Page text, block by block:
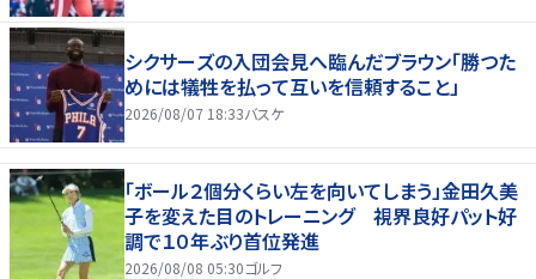
シクサーズの入団会見へ臨んだブラウン「勝つた
めには犠牲を払って互いを信頼すること」
2026/08/07 18:33バスケ
「ボール２個分くらい左を向いてしまう」金田久美
子を変えた目のトレーニング 視界良好パット好
調で１０年ぶり首位発進
2026/08/08 05:30ゴルフ